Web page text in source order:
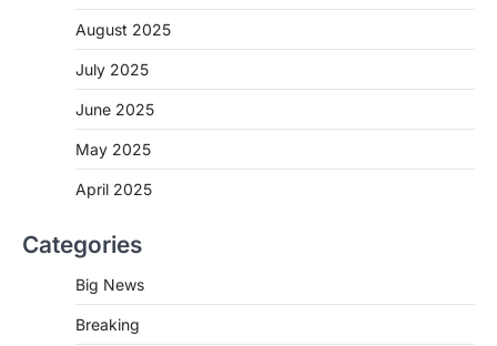
August 2025
July 2025
June 2025
May 2025
April 2025
Categories
Big News
Breaking
CHHATTISGARH